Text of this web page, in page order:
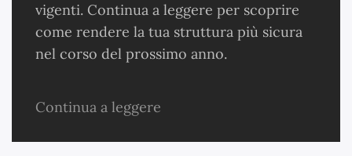
vigenti. Continua a leggere per scoprire
come rendere la tua struttura più sicura
nel corso del prossimo anno.
Continua a leggere